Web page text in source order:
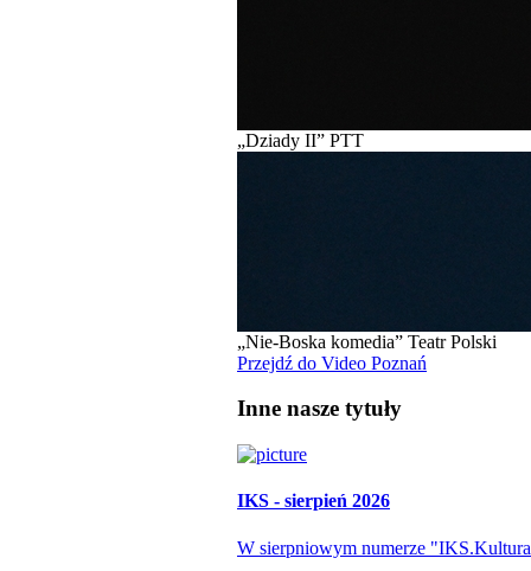
„Dziady II” PTT
„Nie-Boska komedia” Teatr Polski
Przejdź do Video Poznań
Inne nasze tytuły
IKS - sierpień 2026
W sierpniowym numerze